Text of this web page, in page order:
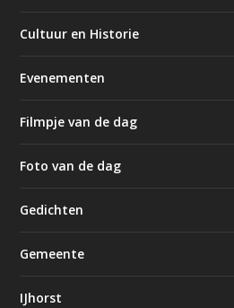
Cultuur en Historie
Evenementen
Filmpje van de dag
Foto van de dag
Gedichten
Gemeente
IJhorst